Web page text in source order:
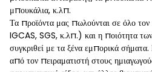
μπουκάλια, κ.λπ.
Τα προϊόντα μας πωλούνται σε όλο
IGCAS, SGS, κ.λπ.) και η ποιότητα
συγκριθεί με τα ξένα εμπορικά
από τον πειραματιστή στους